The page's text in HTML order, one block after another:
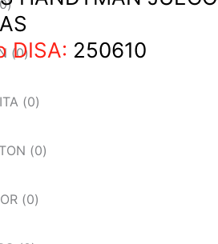
0)
(0)
(0)
(0)
(0)
DISA: 250610